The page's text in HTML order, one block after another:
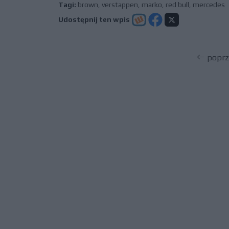
Tagi: brown verstappen marko red bull mercedes
Udostępnij ten wpis